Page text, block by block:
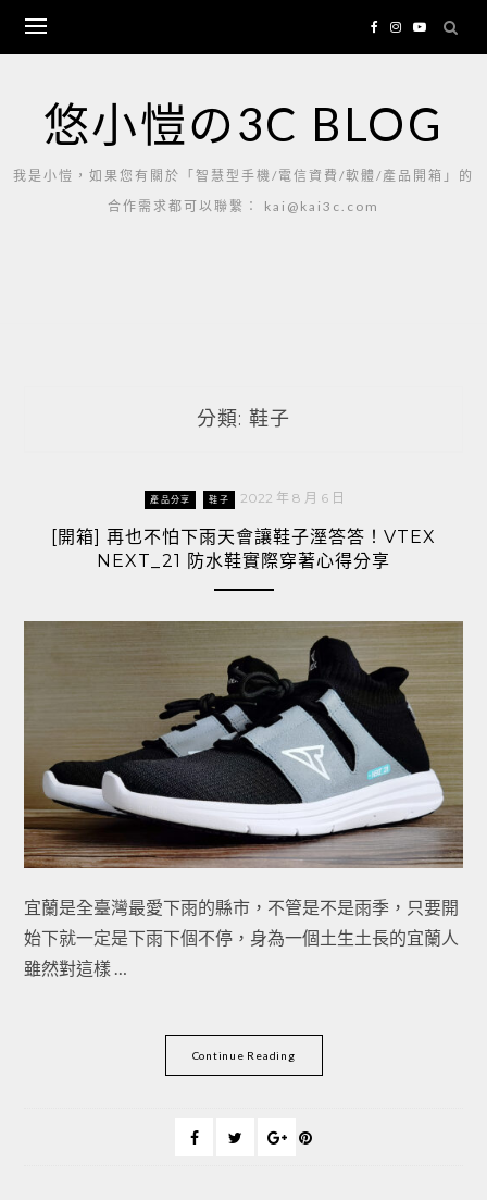
content
悠小愷の3C BLOG
我是小愷，如果您有關於「智慧型手機/電信資費/軟體/產品開箱」的
合作需求都可以聯繫： kai@kai3c.com
分類: 鞋子
產品分享 鞋子 2022 年 8 月 6 日
[開箱] 再也不怕下雨天會讓鞋子溼答答！VTEX
NEXT_21 防水鞋實際穿著心得分享
宜蘭是全臺灣最愛下雨的縣市，不管是不是雨季，只要開
始下就一定是下雨下個不停，身為一個土生土長的宜蘭人
雖然對這樣 …
Continue Reading